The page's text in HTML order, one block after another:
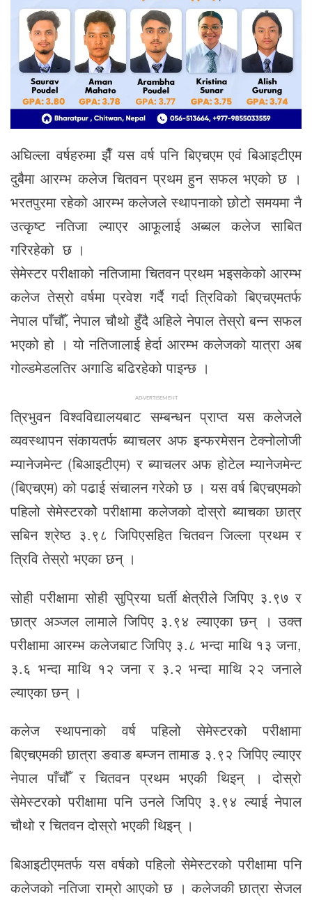
अघिल्ला वर्षहरुमा झैँ यस वर्ष पनि बिएचएम एवं बिआइटीएम
दुबैमा आरम्भ कलेज चितवन प्रथम हुन सफल भएको छ ।
भरतपुरमा रहेको आरम्भ कलेजले स्थापनाको छोटो समयमा नै
उत्कृष्ट नतिजा ल्याएर आफूलाई अब्बल कलेज साबित
गरिरहेको छ ।
सेमेस्टर परीक्षाको नतिजामा चितवन प्रथम भइसकेको आरम्भ
कलेज तेस्रो वर्षमा प्रवेश गर्दै गर्दा त्रिविको बिएचएमतर्फ
नेपाल पाँचौँ, नेपाल चौथो हुँदै अहिले नेपाल तेस्रो बन्न सफल
भएको हो । यो नतिजालाई हेर्दा आरम्भ कलेजको यात्रा अब
गोल्डमेडलतिर अगाडि बढिरहेको पाइन्छ ।
ADVERTISEMENT
त्रिभुवन विश्वविद्यालयबाट सम्बन्धन प्राप्त यस कलेजले
व्यवस्थापन संकायतर्फ ब्याचलर अफ इन्फरमेसन टेक्नोलोजी
म्यानेजमेन्ट (बिआइटीएम) र ब्याचलर अफ होटेल म्यानेजमेन्ट
(बिएचएम) को पढाई संचालन गरेको छ । यस वर्ष बिएचएमको
पहिलो सेमेस्टरकोे परीक्षामा कलेजको दोस्रो ब्याचका छात्र
सबिन श्रेष्ठ ३.९८ जिपिएसहित चितवन जिल्ला प्रथम र
त्रिवि तेस्रो भएका छन् ।
सोही परीक्षामा सोही सुप्रिया घर्ती क्षेत्रीले जिपिए ३.९७ र
छात्र अञ्जल लामाले जिपिए ३.९४ ल्याएका छन् । उक्त
परीक्षामा आरम्भ कलेजबाट जिपिए ३.८ भन्दा माथि १३ जना,
३.६ भन्दा माथि १२ जना र ३.२ भन्दा माथि २२ जनाले
ल्याएका छन् ।
कलेज स्थापनाको वर्ष पहिलो सेमेस्टरको परीक्षामा
बिएचएमकी छात्रा ङवाङ बम्जन तामाङ ३.९२ जिपिए ल्याएर
नेपाल पाँचौँ र चितवन प्रथम भएकी थिइन् । दोस्रो
सेमेस्टरको परीक्षामा पनि उनले जिपिए ३.९४ ल्याई नेपाल
चौथो र चितवन दोस्रो भएकी थिइन् ।
बिआइटीएमतर्फ यस वर्षको पहिलो सेमेस्टरको परीक्षामा पनि
कलेजको नतिजा राम्रो आएको छ । कलेजकी छात्रा सेजल